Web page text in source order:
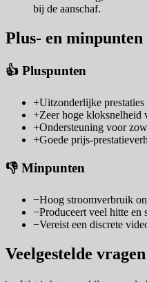
bij de aanschaf.
Plus- en minpunten
👍 Pluspunten
+Uitzonderlijke
+Zeer hoge kloksnelheid
+Ondersteuning voor
+Goede prijs-
👎 Minpunten
−Hoog stroomverbruik
−Produceert veel hitte en
−Vereist een discrete
Veelgestelde